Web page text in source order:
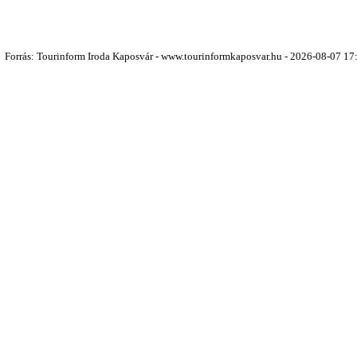
Forrás: Tourinform Iroda Kaposvár - www.tourinformkaposvar.hu - 2026-08-07